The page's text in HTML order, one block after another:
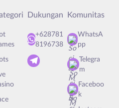
Dukungan
+628781
8196738
Komunitas
WhatsA
pp
Telegra
m
Faceboo
k